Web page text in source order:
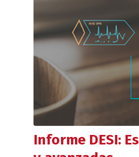
Informe DESI: